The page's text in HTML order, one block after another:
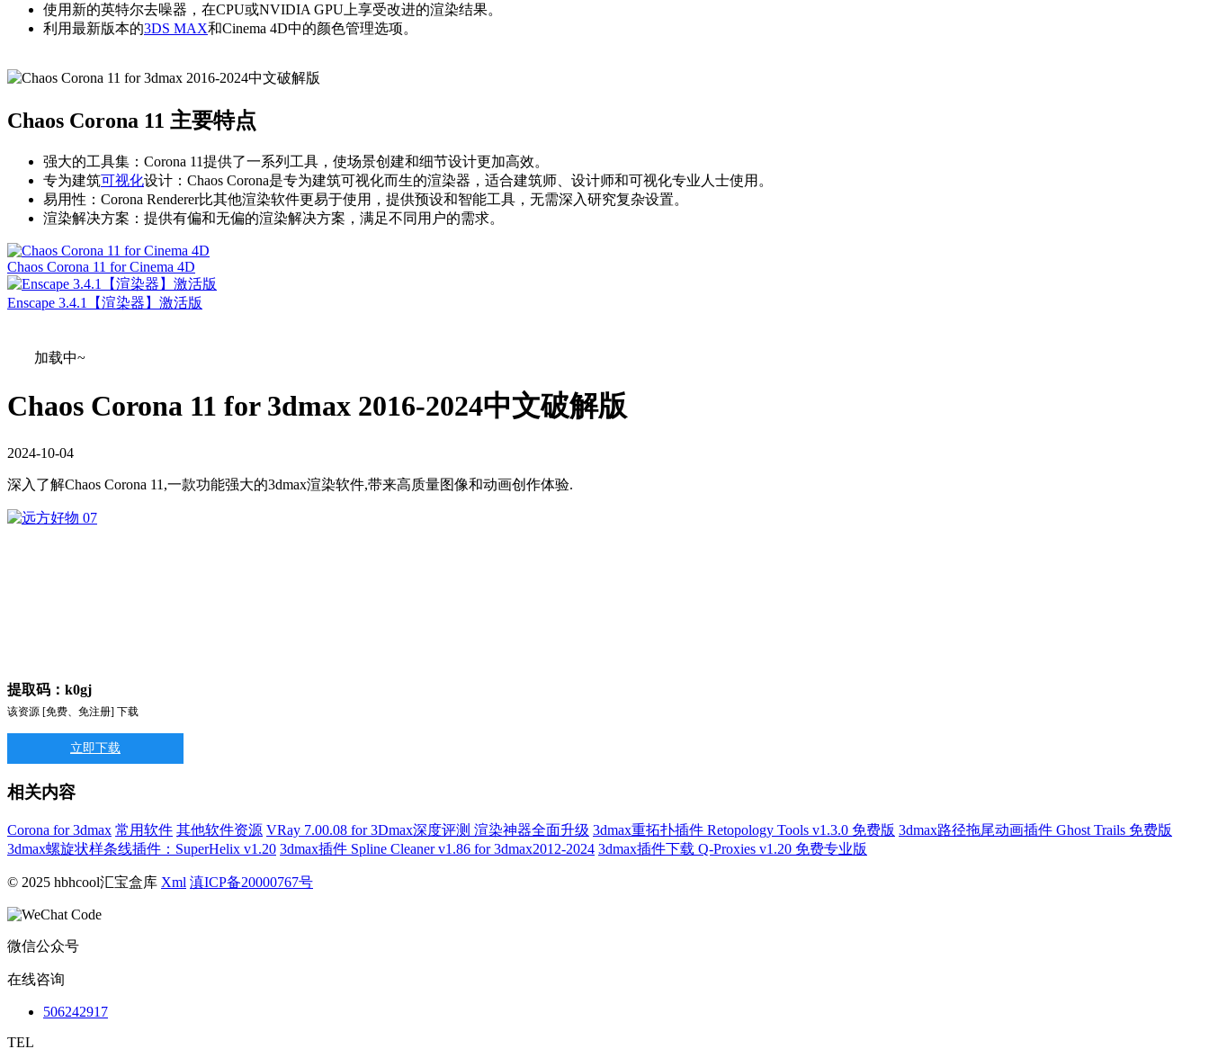
使用新的英特尔去噪器，在CPU或NVIDIA GPU上享受改进的渲染结果。
利用最新版本的3DS MAX和Cinema 4D中的颜色管理选项。
Chaos Corona 11 主要特点
强大的工具集：Corona 11提供了一系列工具，使场景创建和细节设计更加高效。
专为建筑可视化设计：Chaos Corona是专为建筑可视化而生的渲染器，适合建筑师、设计师和可视化专业人士使用。
易用性：Corona Renderer比其他渲染软件更易于使用，提供预设和智能工具，无需深入研究复杂设置。
渲染解决方案：提供有偏和无偏的渲染解决方案，满足不同用户的需求。
Chaos Corona 11 for Cinema 4D
Enscape 3.4.1【渲染器】激活版
加载中~
Chaos Corona 11 for 3dmax 2016-2024中文破解版
2024-10-04
深入了解Chaos Corona 11,一款功能强大的3dmax渲染软件,带来高质量图像和动画创作体验.
提取码：k0gj
该资源 [免费、免注册] 下载
立即下载
相关内容
Corona for 3dmax 常用软件 其他软件资源 VRay 7.00.08 for 3Dmax深度评测 渲染神器全面升级 3dmax重拓扑插件 Retopology Tools v1.3.0 免费版 3dmax路径拖尾动画插件 Ghost Trails 免费版
3dmax螺旋状样条线插件：SuperHelix v1.20 3dmax插件 Spline Cleaner v1.86 for 3dmax2012-2024 3dmax插件下载 Q-Proxies v1.20 免费专业版
© 2025 hbhcool汇宝盒库 Xml 滇ICP备20000767号
微信公众号
在线咨询
506242917
TEL